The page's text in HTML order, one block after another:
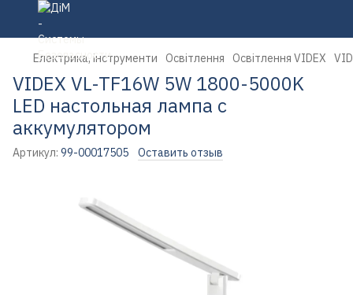
Електрика, інструменти Освітлення Освітлення VIDEX
VIDEX VL-TF16W 5W 1800-5000K
LED настольная лампа с
аккумулятором
Артикул: 99-00017505 Оставить отзыв